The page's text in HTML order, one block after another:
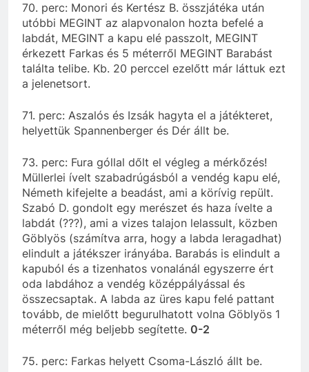
70. perc: Monori és Kertész B. összjátéka után
utóbbi MEGINT az alapvonalon hozta befelé a
labdát, MEGINT a kapu elé passzolt, MEGINT
érkezett Farkas és 5 méterről MEGINT Barabást
találta telibe. Kb. 20 perccel ezelőtt már láttuk ezt
a jelenetsort.
71. perc: Aszalós és Izsák hagyta el a játékteret,
helyettük Spannenberger és Dér állt be.
73. perc: Fura góllal dőlt el végleg a mérkőzés!
Müllerlei ívelt szabadrúgásból a vendég kapu elé,
Németh kifejelte a beadást, ami a körívig repült.
Szabó D. gondolt egy merészet és haza ívelte a
labdát (???), ami a vizes talajon lelassult, közben
Göblyös (számítva arra, hogy a labda leragadhat)
elindult a játékszer irányába. Barabás is elindult a
kapuból és a tizenhatos vonalánál egyszerre ért
oda labdához a vendég középpályással és
összecsaptak. A labda az üres kapu felé pattant
tovább, de mielőtt begurulhatott volna Göblyös 1
méterről még beljebb segítette. 0-2
75. perc: Farkas helyett Csoma-László állt be.